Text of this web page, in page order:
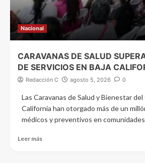
Nacional
CARAVANAS DE SALUD
DE SERVICIOS EN BAJA
Redacción C agosto 5, 2026 0
Las Caravanas de Salud y Bienestar
California han otorgado más de un
médicos y preventivos en
Leer más